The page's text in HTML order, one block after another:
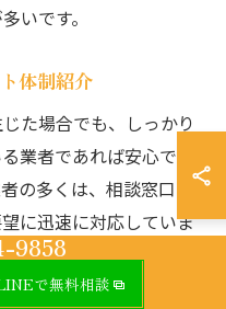
いです。
体制紹介
た場合でも、しっかり
業者であれば安心で
の多くは、相談窓口を
に迅速に対応していま
、不要品の適切な処分
もあります。
9858
で無料相談